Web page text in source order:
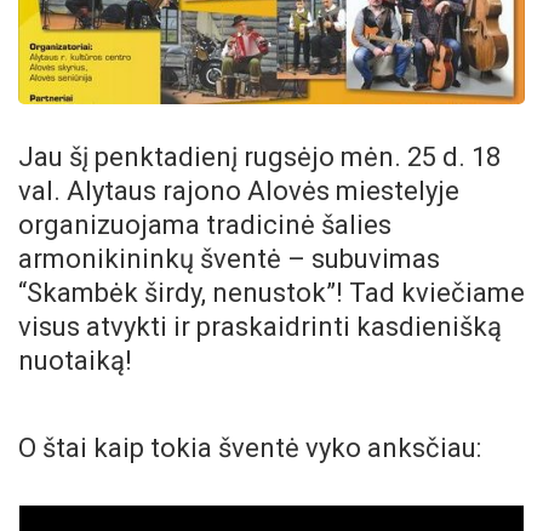
Jau šį penktadienį rugsėjo mėn. 25 d. 18
val. Alytaus rajono Alovės miestelyje
organizuojama tradicinė šalies
armonikininkų šventė – subuvimas
“Skambėk širdy, nenustok”! Tad kviečiame
visus atvykti ir praskaidrinti kasdienišką
nuotaiką!
O štai kaip tokia šventė vyko anksčiau: